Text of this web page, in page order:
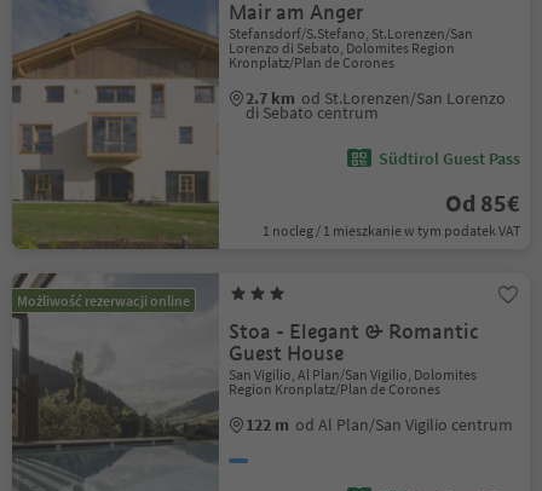
Mair am Anger
Stefansdorf/S.Stefano, St.Lorenzen/San
Lorenzo di Sebato, Dolomites Region
Kronplatz/Plan de Corones
2.7 km od St.Lorenzen/San Lorenzo
di Sebato centrum
Südtirol Guest Pass
Od 85€
1 nocleg / 1 mieszkanie w tym podatek VAT
Możliwość rezerwacji online
Stoa - Elegant & Romantic
Guest House
San Vigilio, Al Plan/San Vigilio, Dolomites
Region Kronplatz/Plan de Corones
122 m od Al Plan/San Vigilio centrum